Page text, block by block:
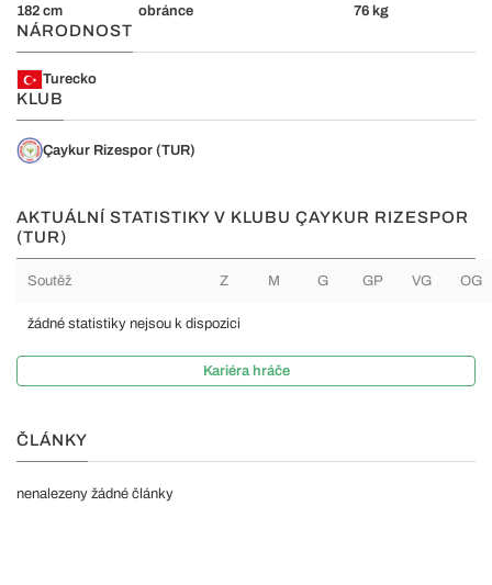
182 cm
obránce
76 kg
NÁRODNOST
Turecko
KLUB
Çaykur Rizespor (TUR)
AKTUÁLNÍ STATISTIKY V KLUBU ÇAYKUR RIZESPOR
(TUR)
Soutěž Z M G GP VG OG
žádné statistiky nejsou k dispozici
Kariéra hráče
ČLÁNKY
nenalezeny žádné články